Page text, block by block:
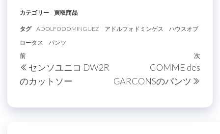
カテゴリー 買取商品
タグ ADOLFODOMINGUEZ アドルフォドミンゲス
ハウスオブ
ロータス
パンツ
投
稿
ナ
ビ
過
去
の
前
センソユニコ DW2R
のカットソー
次
次
COMME des
GARCONSのパンツ